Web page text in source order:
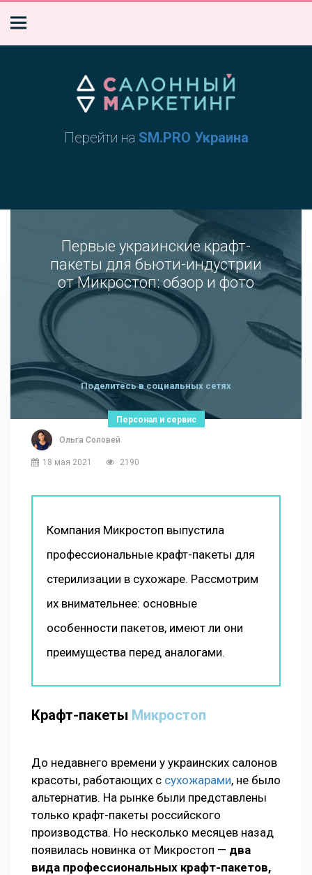
Перейти на SM.PRO Украина
Первые украинские крафт-
пакеты для бьюти-индустрии
от Микростоп: обзор и фото
Поделитесь в социальных сетях
Персонал и сервис
Ольга Соловей
18 мая 2021 2190
Компания Микростоп выпустила
профессиональные крафт-пакеты для
стерилизации в сухожаре. Рассмотрим
их внимательнее: основные
особенности пакетов, имеют ли они
преимущества перед аналогами.
Крафт-пакеты Микростоп
До недавнего времени у украинских салонов
красоты, работающих с сухожарами, не было
альтернатив. На рынке были представлены
только крафт-пакеты российского
производства. Но несколько месяцев назад
появилась новинка от Микростоп — два
вида профессиональных крафт-пакетов,